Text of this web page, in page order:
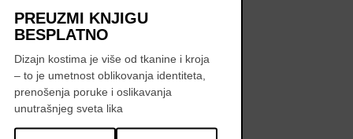
PREUZMI KNJIGU
BESPLATNO
Dizajn kostima je više od tkanine i kroja
– to je umetnost oblikovanja identiteta,
prenošenja poruke i oslikavanja
unutrašnjeg sveta lika